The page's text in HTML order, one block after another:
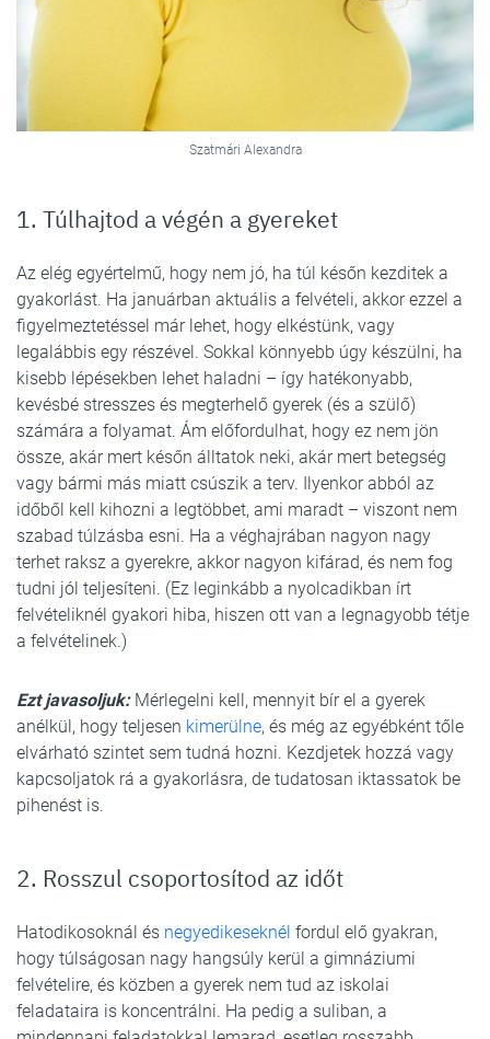
Szatmári Alexandra
1. Túlhajtod a végén a gyereket
Az elég egyértelmű, hogy nem jó, ha túl későn kezditek a
gyakorlást. Ha januárban aktuális a felvételi, akkor ezzel a
figyelmeztetéssel már lehet, hogy elkéstünk, vagy
legalábbis egy részével. Sokkal könnyebb úgy készülni, ha
kisebb lépésekben lehet haladni – így hatékonyabb,
kevésbé stresszes és megterhelő gyerek (és a szülő)
számára a folyamat. Ám előfordulhat, hogy ez nem jön
össze, akár mert későn álltatok neki, akár mert betegség
vagy bármi más miatt csúszik a terv. Ilyenkor abból az
időből kell kihozni a legtöbbet, ami maradt – viszont nem
szabad túlzásba esni. Ha a véghajrában nagyon nagy
terhet raksz a gyerekre, akkor nagyon kifárad, és nem fog
tudni jól teljesíteni. (Ez leginkább a nyolcadikban írt
felvételiknél gyakori hiba, hiszen ott van a legnagyobb tétje
a felvételinek.)
Ezt javasoljuk: Mérlegelni kell, mennyit bír el a gyerek
anélkül, hogy teljesen kimerülne, és még az egyébként tőle
elvárható szintet sem tudná hozni. Kezdjetek hozzá vagy
kapcsoljatok rá a gyakorlásra, de tudatosan iktassatok be
pihenést is.
2. Rosszul csoportosítod az időt
Hatodikosoknál és negyedikeseknél fordul elő gyakran,
hogy túlságosan nagy hangsúly kerül a gimnáziumi
felvételire, és közben a gyerek nem tud az iskolai
feladataira is koncentrálni. Ha pedig a suliban, a